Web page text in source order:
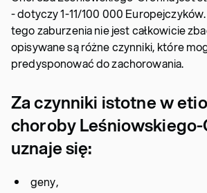
- dotyczy 1-11/100 000
tego zaburzenia nie jest całkowicie
opisywane są różne czynniki, które
predysponować do zachorowania.
Za czynniki istotne w
choroby
uznaje się:
geny,